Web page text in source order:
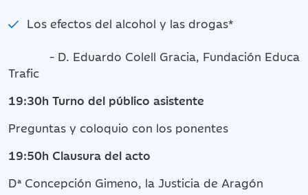
Los efectos del alcohol y las drogas*
- D. Eduardo Colell Gracia, Fundación Educa
Trafic
19:30h Turno del público asistente
Preguntas y coloquio con los ponentes
19:50h Clausura del acto
Dª Concepción Gimeno, la Justicia de Aragón